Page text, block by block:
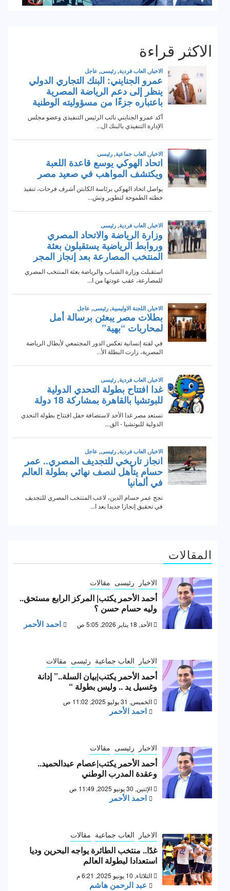
الاكثر قراءة
المقالات
الاخبار رئيسى مقالات
أحمد الأحمر يكتب| المركز الرابع مستحق..
وليه حسام حسن ؟
الأحد, 18 يناير 2026, 5:05 ص احمد الأحمر
الاخبار العاب جماعية رئيسى مقالات
أحمد الأحمر يكتب|بيان السلة..” إدانة
وغسيل يد .. وليس بطولة “
الخميس, 31 يوليو 2025, 11:02 ص
احمد الأحمر
الاخبار رئيسى مقالات
أحمد الأحمر يكتب|عصام عبدالحميد..
وعقدة المدرب الوطني
الإثنين, 30 يونيو 2025, 11:49 ص
احمد الأحمر
الاخبار العاب جماعية مقالات
غدًا.. منتخب الطائرة يواجه البحرين وديا
استعدادا لبطولة العالم
الثلاثاء, 10 يونيو 2025, 6:21 م
عبد الرحمن هاشم